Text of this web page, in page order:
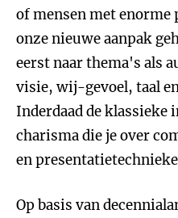
of mensen met
onze nieuwe aanpak
eerst naar thema's als
visie, wij-gevoel, taal
Inderdaad de klassieke
charisma die je over
en
Op basis van